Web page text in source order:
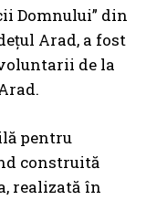
Domnului” din
Arad, a fost
de la
pentru
construită
realizată în